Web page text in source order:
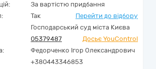
За вартістю придбання
Так
Перейти до відбору
Господарський суд міста Києва
05379487
Досьє YouControl
Федорченко Ігор Олександрович
+380443346853